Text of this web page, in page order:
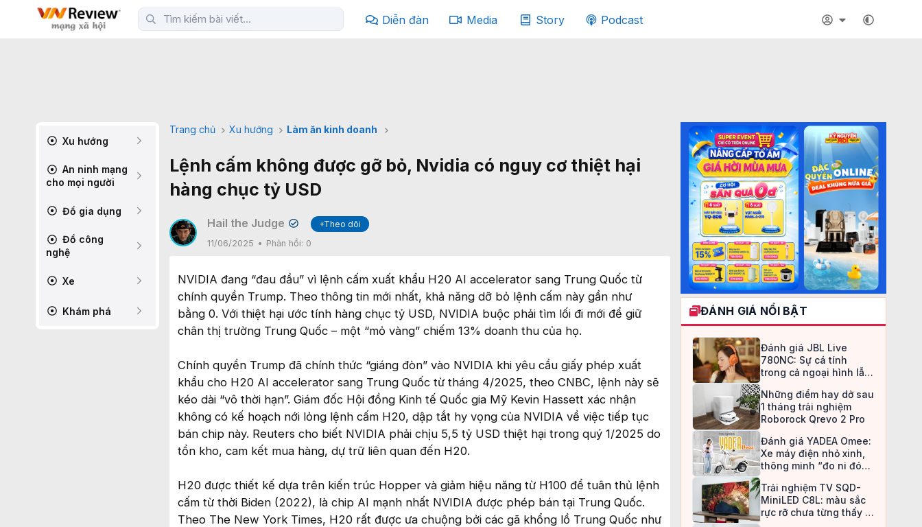
Diễn đàn Media Story Podcast
Xu hướng
An ninh mạng
cho mọi người
Đồ gia dụng
Đồ công
nghệ
Xe
Khám phá
Trang chủ Xu hướng Làm ăn kinh doanh
Lệnh cấm không được gỡ bỏ, Nvidia có nguy cơ thiệt hại
hàng chục tỷ USD
Hail the Judge ✔
+Theo dõi
11/06/2025
Phản hồi: 0
NVIDIA đang “đau đầu” vì lệnh cấm xuất khẩu H20 AI accelerator sang Trung Quốc từ
chính quyền Trump. Theo thông tin mới nhất, khả năng dỡ bỏ lệnh cấm này gần như
bằng 0. Với thiệt hại ước tính hàng chục tỷ USD, NVIDIA buộc phải tìm lối đi mới để giữ
chân thị trường Trung Quốc – một “mỏ vàng” chiếm 13% doanh thu của họ.
Chính quyền Trump đã chính thức “giáng đòn” vào NVIDIA khi yêu cầu giấy phép xuất
khẩu cho H20 AI accelerator sang Trung Quốc từ tháng 4/2025, theo CNBC, lệnh này sẽ
kéo dài “vô thời hạn”. Giám đốc Hội đồng Kinh tế Quốc gia Mỹ Kevin Hassett xác nhận
không có kế hoạch nới lỏng lệnh cấm H20, dập tắt hy vọng của NVIDIA về việc tiếp tục
bán chip này. Reuters cho biết NVIDIA phải chịu 5,5 tỷ USD thiệt hại trong quý 1/2025 do
tồn kho, cam kết mua hàng, dự trữ liên quan đến H20.
H20 được thiết kế dựa trên kiến trúc Hopper và giảm hiệu năng từ H100 để tuân thủ lệnh
cấm từ thời Biden (2022), là chip AI mạnh nhất NVIDIA được phép bán tại Trung Quốc.
Theo The New York Times, H20 rất được ưa chuộng bởi các gã khổng lồ Trung Quốc như
ĐÁNH GIÁ NỔI BẬT
Đánh giá JBL Live
780NC: Sự cá tính
trong cả ngoại hình lẫn
Những điểm hay dở sau
1 tháng trải nghiệm
Roborock Qrevo 2 Pro
Đánh giá YADEA Omee:
Xe máy điện nhỏ xinh,
thông minh “đo ni đóng
Trải nghiệm TV SQD-
MiniLED C8L: màu sắc
rực rỡ chưa từng thấy ở